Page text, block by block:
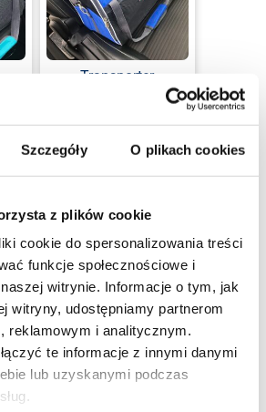
Szczegóły O plikach cookies
z plików cookie
cookie do spersonalizowania treści
funkcje społecznościowe i
witrynie. Informacje o tym, jak
witryny, udostępniamy partnerom
reklamowym i analitycznym.
te informacje z innymi danymi
lub uzyskanymi podczas
Transporter
samochodowy MINI
psa szafirowy
369.00zł
Na zamówienie:
roboczych
Bardzo mały pies
Dodaj do koszyka